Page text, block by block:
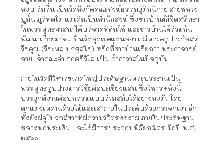
สงบ ร่มรื่น เป็นวัดสังกัดคณะสงฆ์ธรรมยุติกนิกาย สายหลวง
ปู่มั่น ภูริทตโต แต่เดิมเป็นสำนักสงฆ์ ซึ่งชาวบ้านผู้มีจิตศรัทธา
ในพระพุทธศาสนาได้บริจาคที่ดินให้ และชาวบ้านได้ร่วมกัน
พัฒนาเรื่อยมาจนเป็นวัดสุดเขตแดนสยาม มีพระครูประภัสสร
วีรคุณ (วีระพล ปภสฺสโร) หรือที่ชาวบ้านเรียกว่า พระอาจารย์
ลาย เจ้าคณะอำเภอศรีวิไล เป็นเจ้าอาวาสในปัจจุบัน
ภายในวัดมีวิหารขนาดใหญ่ประดิษฐานพระประธานเป็น
พระพุทธรูปปางมารวิชัยศิลปะเชียงแสน ซึ่งวิหารหลังนี้
ประยุกต์งานศิลปกรรมแบบร่วมสมัยได้อย่างลงตัว โดย
ตกแต่งเพดานด้วยไม้และเสาภายในประดับด้วยกระจกเงา อีก
ทั้งยังมีอุโบสถสีขาวที่มีความวิจิตรงดงาม ภายในประดิษฐาน
หลวงพ่อพระเงิน และได้มีการประกอบพิธียกฉัตรเมื่อปี พ.ศ.
๒๕๖๑